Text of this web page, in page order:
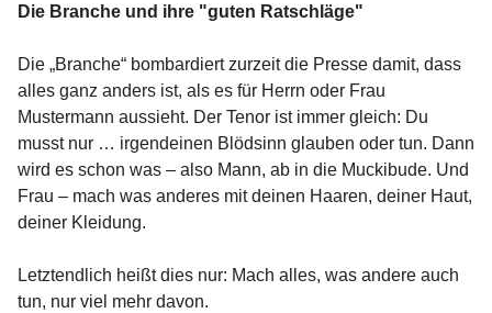
Die Branche und ihre "guten Ratschläge"
Die „Branche“ bombardiert zurzeit die Presse damit, dass
alles ganz anders ist, als es für Herrn oder Frau
Mustermann aussieht. Der Tenor ist immer gleich: Du
musst nur … irgendeinen Blödsinn glauben oder tun. Dann
wird es schon was – also Mann, ab in die Muckibude. Und
Frau – mach was anderes mit deinen Haaren, deiner Haut,
deiner Kleidung.
Letztendlich heißt dies nur: Mach alles, was andere auch
tun, nur viel mehr davon.